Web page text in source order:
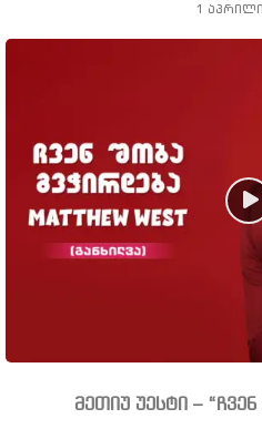
1
მეთიუ უესტი –